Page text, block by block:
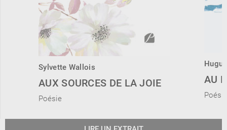
Sylvette Wallois
AUX SOURCES DE LA JOIE
Poésie
AU
Poésie